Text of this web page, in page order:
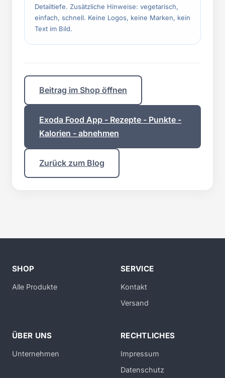
Detailtiefe. Zusätzliche Hinweise: vegetarisch,
einfach, schnell. Keine Logos, keine Marken, kein
Text im Bild.
Beitrag im Shop öffnen
Exoda Food App - Rezepte - Punkte -
Kalorien - abnehmen
Zurück zum Blog
SHOP
Alle Produkte
SERVICE
Kontakt
Versand
ÜBER UNS
Unternehmen
RECHTLICHES
Impressum
Datenschutz